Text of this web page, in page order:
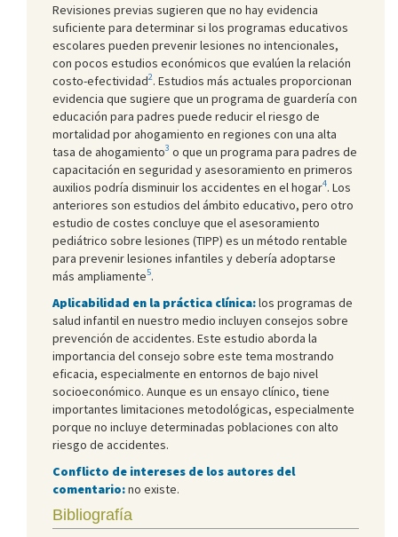
Revisiones previas sugieren que no hay evidencia
suficiente para determinar si los programas educativos
escolares pueden prevenir lesiones no intencionales,
con pocos estudios económicos que evalúen la relación
costo-efectividad2. Estudios más actuales proporcionan
evidencia que sugiere que un programa de guardería con
educación para padres puede reducir el riesgo de
mortalidad por ahogamiento en regiones con una alta
tasa de ahogamiento3 o que un programa para padres de
capacitación en seguridad y asesoramiento en primeros
auxilios podría disminuir los accidentes en el hogar4. Los
anteriores son estudios del ámbito educativo, pero otro
estudio de costes concluye que el asesoramiento
pediátrico sobre lesiones (TIPP) es un método rentable
para prevenir lesiones infantiles y debería adoptarse
más ampliamente5.
Aplicabilidad en la práctica clínica:los programas de
salud infantil en nuestro medio incluyen consejos sobre
prevención de accidentes. Este estudio aborda la
importancia del consejo sobre este tema mostrando
eficacia, especialmente en entornos de bajo nivel
socioeconómico. Aunque es un ensayo clínico, tiene
importantes limitaciones metodológicas, especialmente
porque no incluye determinadas poblaciones con alto
riesgo de accidentes.
Conflicto de intereses de los autores del
comentario:no existe.
Bibliografía